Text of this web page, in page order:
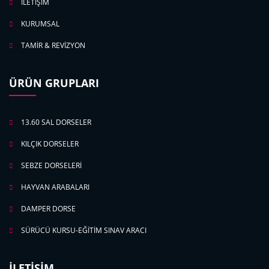
İLETİŞİM
KURUMSAL
TAMİR & REVİZYON
ÜRÜN GRUPLARI
13.60 SAL DORSELER
KILÇIK DORSELER
SEBZE DORSELERİ
HAYVAN ARABALARI
DAMPER DORSE
SÜRÜCÜ KURSU-EĞİTİM SINAV ARACI